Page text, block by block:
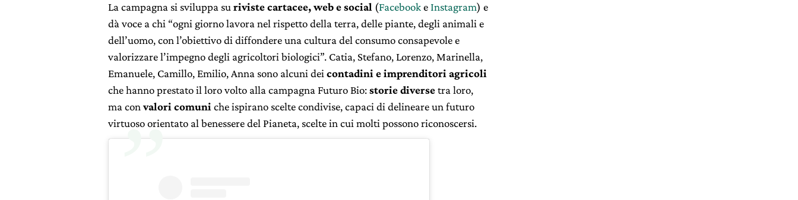
La campagna si sviluppa su riviste cartacee, web e social (Facebooke Instagram) e
dà voce a chi “ogni giorno lavora nel rispetto della terra, delle piante, degli animali e
dell’uomo, con l’obiettivo di diffondere una cultura del consumo consapevole e
valorizzare l’impegno degli agricoltori biologici”. Catia, Stefano, Lorenzo, Marinella,
Emanuele, Camillo, Emilio, Anna sono alcuni dei contadini e imprenditori agricoli
che hanno prestato il loro volto alla campagna Futuro Bio:storiediversetra loro,
ma con valori comuni che ispirano scelte condivise, capaci di delineare un futuro
virtuoso orientato al benessere del Pianeta, scelte in cui molti possono riconoscersi.